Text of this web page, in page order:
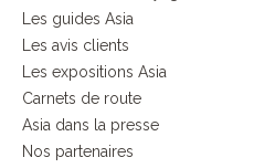
Les guides Asia
Les avis clients
Les expositions Asia
Carnets de route
Asia dans la presse
Nos partenaires